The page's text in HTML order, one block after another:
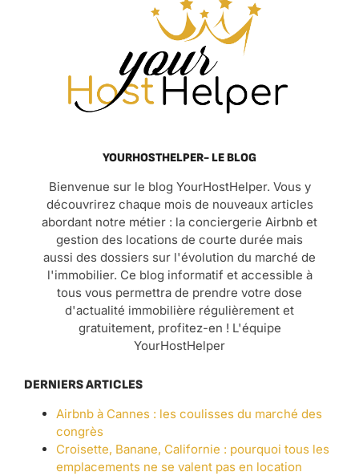
YOURHOSTHELPER- LE BLOG
Bienvenue sur le blog YourHostHelper. Vous y
découvrirez chaque mois de nouveaux articles
abordant notre métier : la conciergerie Airbnb et
gestion des locations de courte durée mais
aussi des dossiers sur l'évolution du marché de
l'immobilier. Ce blog informatif et accessible à
tous vous permettra de prendre votre dose
d'actualité immobilière régulièrement et
gratuitement, profitez-en ! L'équipe
YourHostHelper
DERNIERS ARTICLES
Airbnb à Cannes : les coulisses du marché des
congrès
Croisette, Banane, Californie : pourquoi tous les
emplacements ne se valent pas en location